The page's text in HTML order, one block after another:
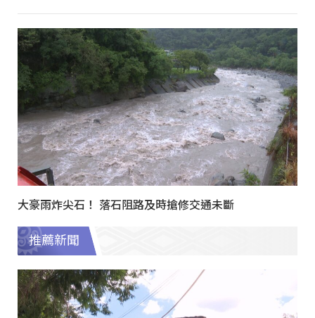
大豪雨炸尖石！ 落石阻路及時搶修交通未斷
推薦新聞